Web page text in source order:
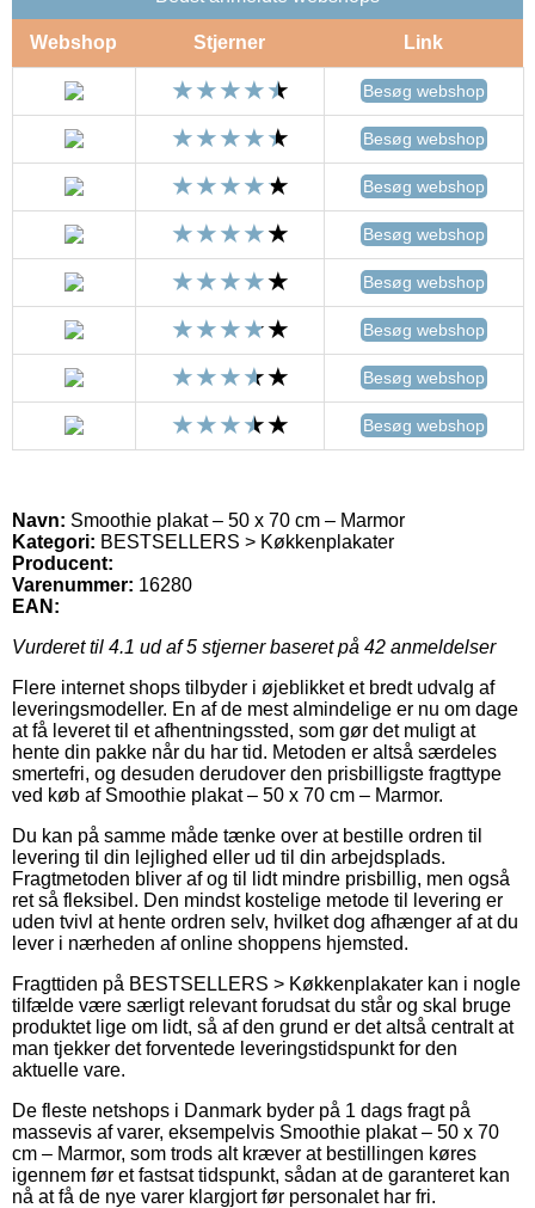
Webshop Stjerner Link
Besøg webshop
Besøg webshop
Besøg webshop
Besøg webshop
Besøg webshop
Besøg webshop
Besøg webshop
Besøg webshop
Navn: Smoothie plakat – 50 x 70 cm – Marmor
Kategori: BESTSELLERS > Køkkenplakater
Producent:
Varenummer: 16280
EAN:
Vurderet til 4.1 ud af 5 stjerner baseret på 42 anmeldelser
Flere internet shops tilbyder i øjeblikket et bredt udvalg af
leveringsmodeller. En af de mest almindelige er nu om dage
at få leveret til et afhentningssted, som gør det muligt at
hente din pakke når du har tid. Metoden er altså særdeles
smertefri, og desuden derudover den prisbilligste fragttype
ved køb af Smoothie plakat – 50 x 70 cm – Marmor.
Du kan på samme måde tænke over at bestille ordren til
levering til din lejlighed eller ud til din arbejdsplads.
Fragtmetoden bliver af og til lidt mindre prisbillig, men også
ret så fleksibel. Den mindst kostelige metode til levering er
uden tvivl at hente ordren selv, hvilket dog afhænger af at du
lever i nærheden af online shoppens hjemsted.
Fragttiden på BESTSELLERS > Køkkenplakater kan i nogle
tilfælde være særligt relevant forudsat du står og skal bruge
produktet lige om lidt, så af den grund er det altså centralt at
man tjekker det forventede leveringstidspunkt for den
aktuelle vare.
De fleste netshops i Danmark byder på 1 dags fragt på
massevis af varer, eksempelvis Smoothie plakat – 50 x 70
cm – Marmor, som trods alt kræver at bestillingen køres
igennem før et fastsat tidspunkt, sådan at de garanteret kan
nå at få de nye varer klargjort før personalet har fri.